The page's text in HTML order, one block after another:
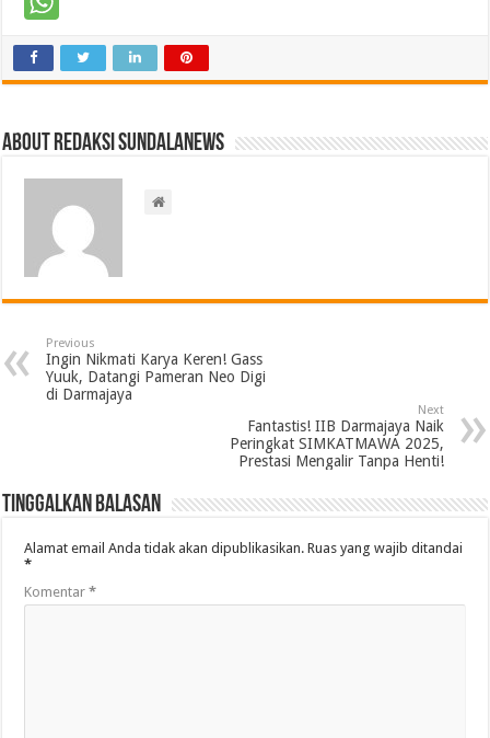
About Redaksi Sundalanews
Previous
Ingin Nikmati Karya Keren! Gass
Yuuk, Datangi Pameran Neo Digi
di Darmajaya
Next
Fantastis! IIB Darmajaya Naik
Peringkat SIMKATMAWA 2025,
Prestasi Mengalir Tanpa Henti!
Tinggalkan Balasan
Alamat email Anda tidak akan dipublikasikan. Ruas yang wajib ditandai
*
Komentar*